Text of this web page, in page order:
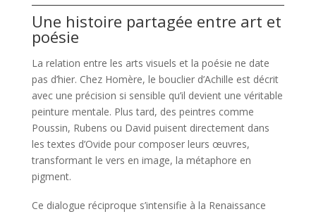
Une histoire partagée entre art et
poésie
La relation entre les arts visuels et la poésie ne date
pas d’hier. Chez Homère, le bouclier d’Achille est décrit
avec une précision si sensible qu’il devient une véritable
peinture mentale. Plus tard, des peintres comme
Poussin, Rubens ou David puisent directement dans
les textes d’Ovide pour composer leurs œuvres,
transformant le vers en image, la métaphore en
pigment.
Ce dialogue réciproque s’intensifie à la Renaissance